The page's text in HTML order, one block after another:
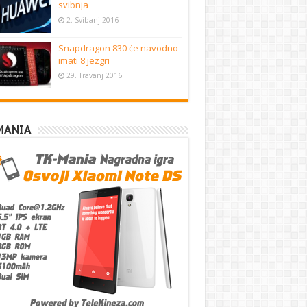
svibnja
2. Svibanj 2016
Snapdragon 830 će navodno
imati 8 jezgri
29. Travanj 2016